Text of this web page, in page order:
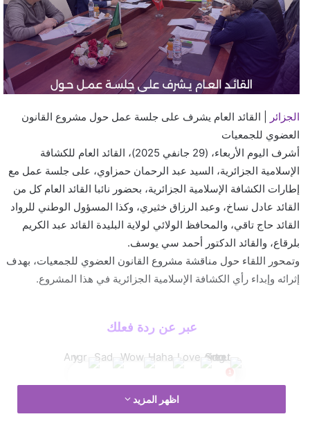
ك
ت
ر
ي
الجزائر
| القائد العام يشرف على جلسة عمل حول مشروع القانون
العضوي للجمعيات
أشرف اليوم الأربعاء، (29 جانفي 2025)، القائد العام للكشافة
الإسلامية الجزائرية، السيد عبد الرحمان حمزاوي، على جلسة عمل مع
إطارات الكشافة الإسلامية الجزائرية، بحضور نائبا القائد العام كل من
القائد عادل نساخ، وعبد الرزاق خثيري، وكذا المسؤول الوطني للرواد
القائد حاج تاقي، والمحافظ الولائي لولاية البليدة القائد عبد الكريم
بلرقاع، والقائد الدكتور أحمد سي يوسف.
وتمحور اللقاء حول مناقشة مشروع القانون العضوي للجمعيات، بهدف
إثرائه وإبداء رأي الكشافة الإسلامية الجزائرية في هذا المشروع.
عبر عن ردة فعلك
اظهر المزيد